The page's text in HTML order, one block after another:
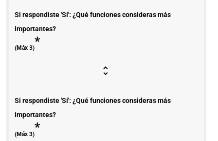
Si respondiste 'Sí': ¿Qué funciones consideras más
importantes?
(Máx 3)*
Si respondiste 'Sí': ¿Qué funciones consideras más
importantes?
(Máx 3)*